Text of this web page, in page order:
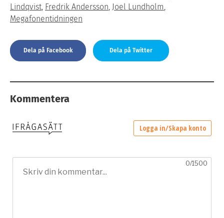
Lindqvist Fredrik Andersson Joel Lundholm
Megafonentidningen
Dela på Facebook Dela på Twitter
Kommentera